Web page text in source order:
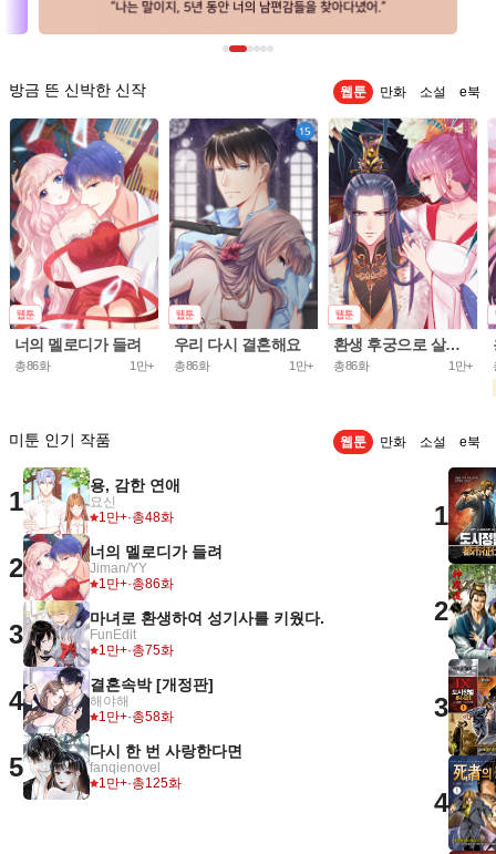
방금 뜬 신박한 신작 웹툰 만화 소설 e북
너의 멜로디가 들려
총86화 1만+
우리 다시 결혼해요
총86화 1만+
환생 후궁으로 살아가는 법
총86화 1만+
미툰 인기 작품 웹툰 만화 소설 e북
1
용, 감한 연애
요신
1만+·총48화
2
너의 멜로디가 들려
Jiman/YY
1만+·총86화
3
마녀로 환생하여 성기사를 키웠다.
FunEdit
1만+·총75화
4
결혼속박 [개정판]
해야해
1만+·총58화
5
다시 한 번 사랑한다면
fanqienovel
1만+·총125화
1
2
3
4